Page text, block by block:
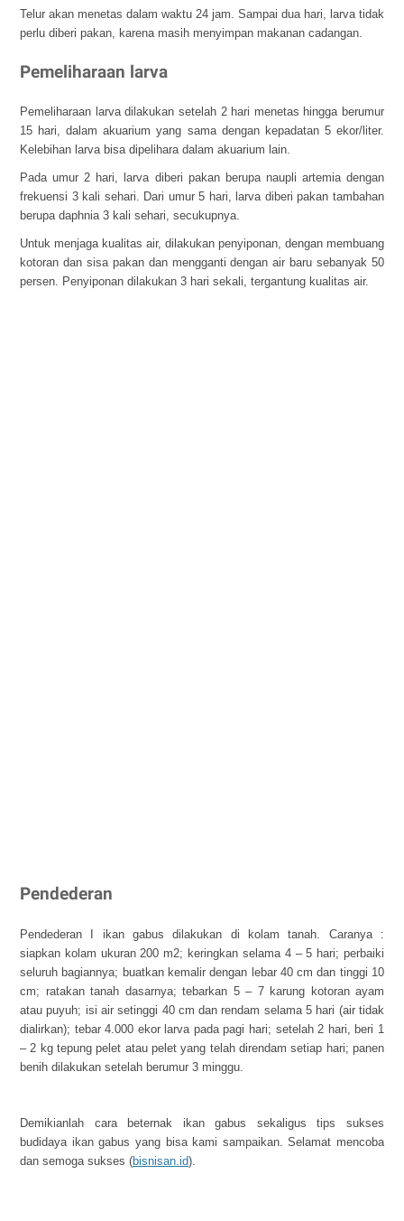
Telur akan menetas dalam waktu 24 jam. Sampai dua hari, larva tidak
perlu diberi pakan, karena masih menyimpan makanan cadangan.
Pemeliharaan larva
Pemeliharaan larva dilakukan setelah 2 hari menetas hingga berumur
15 hari, dalam akuarium yang sama dengan kepadatan 5 ekor/liter.
Kelebihan larva bisa dipelihara dalam akuarium lain.
Pada umur 2 hari, larva diberi pakan berupa naupli artemia dengan
frekuensi 3 kali sehari. Dari umur 5 hari, larva diberi pakan tambahan
berupa daphnia 3 kali sehari, secukupnya.
Untuk menjaga kualitas air, dilakukan penyiponan, dengan membuang
kotoran dan sisa pakan dan mengganti dengan air baru sebanyak 50
persen. Penyiponan dilakukan 3 hari sekali, tergantung kualitas air.
Pendederan
Pendederan I ikan gabus dilakukan di kolam tanah. Caranya :
siapkan kolam ukuran 200 m2; keringkan selama 4 – 5 hari; perbaiki
seluruh bagiannya; buatkan kemalir dengan lebar 40 cm dan tinggi 10
cm; ratakan tanah dasarnya; tebarkan 5 – 7 karung kotoran ayam
atau puyuh; isi air setinggi 40 cm dan rendam selama 5 hari (air tidak
dialirkan); tebar 4.000 ekor larva pada pagi hari; setelah 2 hari, beri 1
– 2 kg tepung pelet atau pelet yang telah direndam setiap hari; panen
benih dilakukan setelah berumur 3 minggu.
Demikianlah cara beternak ikan gabus sekaligus tips sukses
budidaya ikan gabus yang bisa kami sampaikan. Selamat mencoba
dan semoga sukses (bisnisan.id).